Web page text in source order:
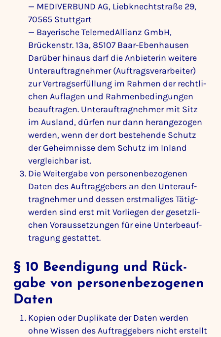
— MEDI­VER­BUND AG, Lieb­knecht­straße 29,
70565 Stutt­gart
— Baye­ri­sche Tele­me­d­Al­lianz GmbH,
Brückenstr. 13a, 85107 Baar-Eben­hausen
Darüber hinaus darf die Anbie­terin weitere
Unter­auf­trag­nehmer (Auftrags­ver­ar­beiter)
zur Vertrags­er­fül­lung im Rahmen der recht­li­
chen Auflagen und Rahmen­be­din­gungen
beauf­tragen. Unter­auf­trag­nehmer mit Sitz
im Ausland, dürfen nur dann heran­ge­zogen
werden, wenn der dort bestehende Schutz
der Geheim­nisse dem Schutz im Inland
vergleichbar ist.
Die Weiter­gabe von perso­nen­be­zo­genen
Daten des Auftrag­ge­bers an den Unter­auf­
trag­nehmer und dessen erst­ma­liges Tätig­
werden sind erst mit Vorliegen der gesetz­li­
chen Voraus­set­zungen für eine Unter­be­auf­
tra­gung gestattet.
§ 10 Been­di­gung und Rück­
gabe von perso­nen­be­zo­genen
Daten
Kopien oder Dupli­kate der Daten werden
ohne Wissen des Auftrag­ge­bers nicht erstellt